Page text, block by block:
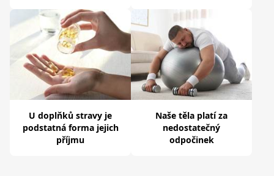
U doplňků stravy je
podstatná forma jejich
příjmu
Naše těla platí za
nedostatečný
odpočinek